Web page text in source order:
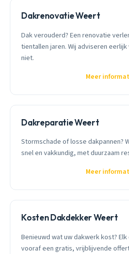
Dakrenovatie Weert
Dak verouderd? Een renovatie
tientallen jaren. Wij adviseren
niet.
Meer
Dakreparatie Weert
Stormschade of losse dakpannen?
snel en vakkundig, met duurzaam
Meer
Kosten Dakdekker Weert
Benieuwd wat uw dakwerk kost?
vooraf een gratis, vrijblijvende